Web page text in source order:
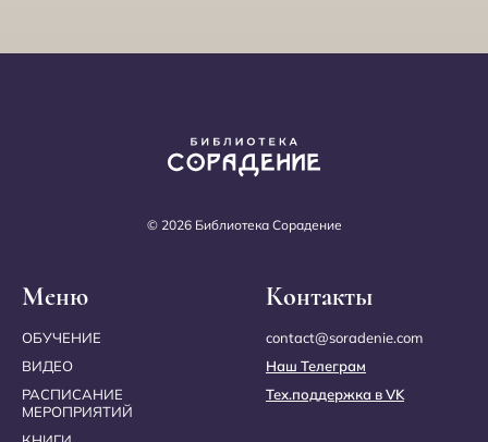
Время как единица жизни. Кому дать свободный Эфир
© 2026 Библиотека Сорадение
Меню
ОБУЧЕНИЕ
ВИДЕО
РАСПИСАНИЕ
МЕРОПРИЯТИЙ
Контакты
contact@soradenie.com
Наш Телеграм
Тех.поддержка в VK